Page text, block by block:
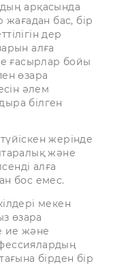
арқасында
жағадан бас, бір
дер
алға
ғасырлар бойы
өзара
әлем
білген
жерінде
және
алға
бос емес.
мекен
өзара
ие және
бірден бір